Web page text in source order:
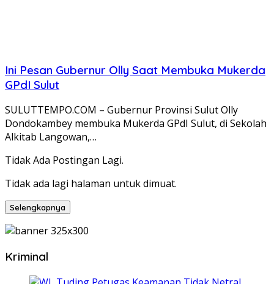
Ini Pesan Gubernur Olly Saat Membuka Mukerda
GPdI Sulut
SULUTTEMPO.COM – Gubernur Provinsi Sulut Olly
Dondokambey membuka Mukerda GPdI Sulut, di Sekolah
Alkitab Langowan,…
Tidak Ada Postingan Lagi.
Tidak ada lagi halaman untuk dimuat.
Selengkapnya
Kriminal